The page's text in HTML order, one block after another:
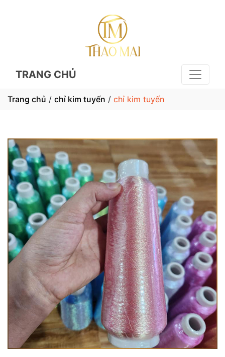
TRANG CHỦ
Trang chủ / chỉ kim tuyến / chỉ kim tuyến